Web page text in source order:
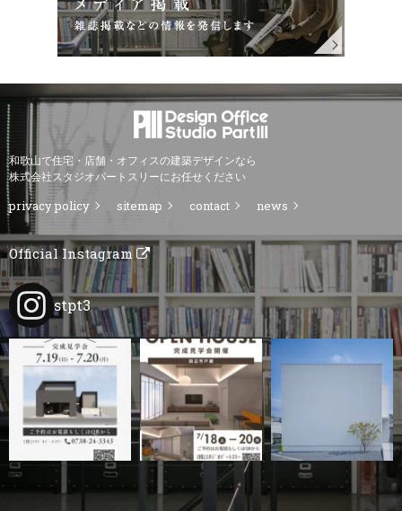
和歌山で住宅・店舗・オフィスの建築デザインなら
株式会社スタジオパートスリーにお任せください
privacy policy sitemap contact news
Official Instagram
stpt3